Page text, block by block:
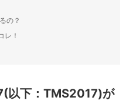
の？
レ！
以下：TMS2017)が